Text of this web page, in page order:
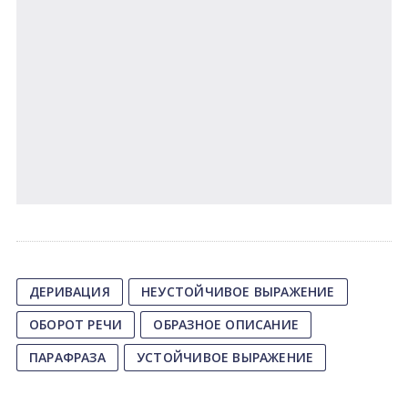
ДЕРИВАЦИЯ
НЕУСТОЙЧИВОЕ ВЫРАЖЕНИЕ
ОБОРОТ РЕЧИ
ОБРАЗНОЕ ОПИСАНИЕ
ПАРАФРАЗА
УСТОЙЧИВОЕ ВЫРАЖЕНИЕ